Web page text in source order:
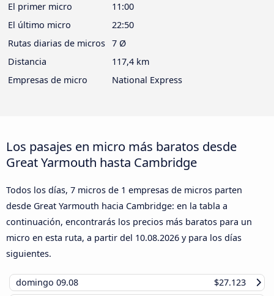
El primer micro
11:00
El último micro
22:50
Rutas diarias de micros 7 Ø
Distancia
117,4 km
Empresas de micro
National Express
Los pasajes en micro más baratos desde
Great Yarmouth hasta Cambridge
Todos los días, 7 micros de 1 empresas de micros parten
desde Great Yarmouth hacia Cambridge: en la tabla a
continuación, encontrarás los precios más baratos para un
micro en esta ruta, a partir del 10.08.2026 y para los días
siguientes.
domingo 09.08
$27.123